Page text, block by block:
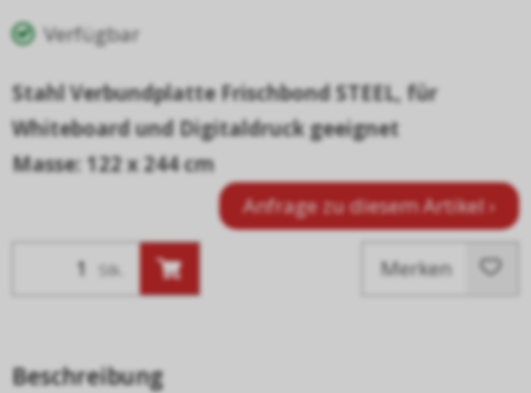
Verfügbar
Stahl Verbundplatte Frischbond STEEL, für
Whiteboard und Digitaldruck geeignet
Masse: 122 x 244 cm
Anfrage zu diesem Artikel ›
Stk. Merken
Beschreibung